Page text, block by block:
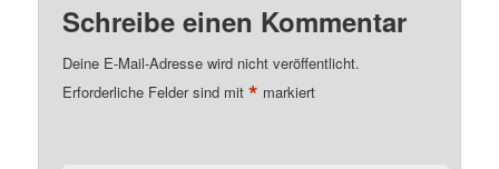
Schreibe einen Kommentar
Deine E-Mail-Adresse wird nicht veröffentlicht.
Erforderliche Felder sind mit* markiert